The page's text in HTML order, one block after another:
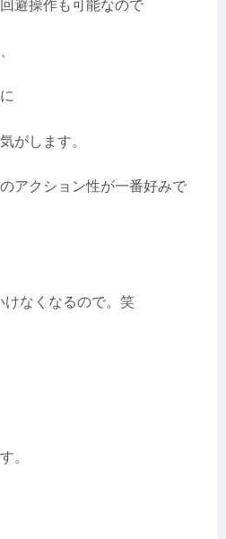
避操作も可能なので
がします。
アクション性が一番好みで
けなくなるので。笑
。